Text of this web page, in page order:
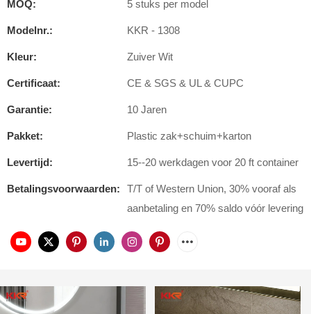
MOQ: 5 stuks per model
Modelnr.: KKR - 1308
Kleur: Zuiver Wit
Certificaat: CE & SGS & UL & CUPC
Garantie: 10 Jaren
Pakket: Plastic zak+schuim+karton
Levertijd: 15--20 werkdagen voor 20 ft container
Betalingsvoorwaarden:
T/T of Western Union, 30% vooraf als
aanbetaling en 70% saldo vóór levering